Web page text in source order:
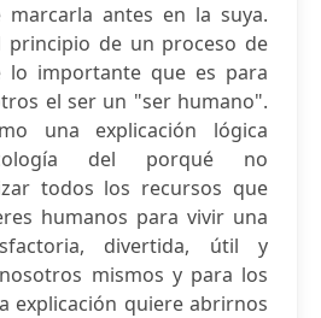
antes en la suya.
principio de un proceso de
lo importante que es para
el ser un "ser humano".
una explicación lógica
del porqué no
todos los recursos que
humanos para vivir una
divertida, útil y
mismos y para los
explicación quiere abrirnos